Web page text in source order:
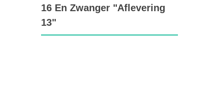
16 En Zwanger "Aflevering
13"